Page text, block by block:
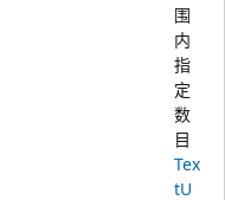
围
内
指
定
数
目
Tex
tU